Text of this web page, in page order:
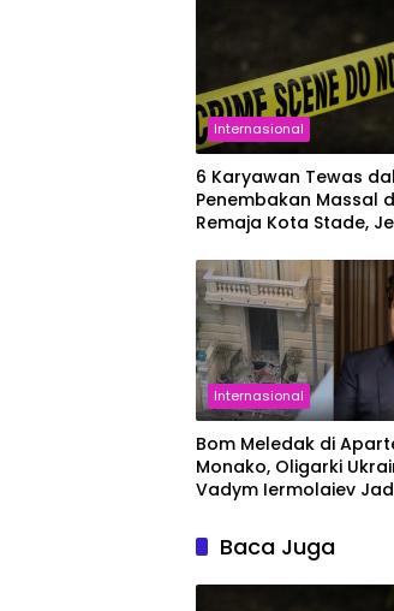
Internasional
6 Karyawan Tewas
Penembakan Massal
Remaja Kota Stade,
Internasional
Bom Meledak di
Monako, Oligarki
Vadym Iermolaiev
Baca Juga